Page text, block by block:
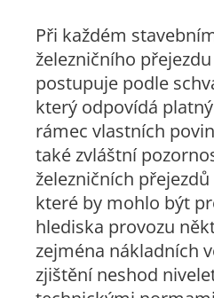
Při každém
železničního
postupuje podle
který odpovídá
rámec vlastních
také zvláštní
železničních
které by mohlo být
hlediska provozu
zejména nákladních
zjištění neshod